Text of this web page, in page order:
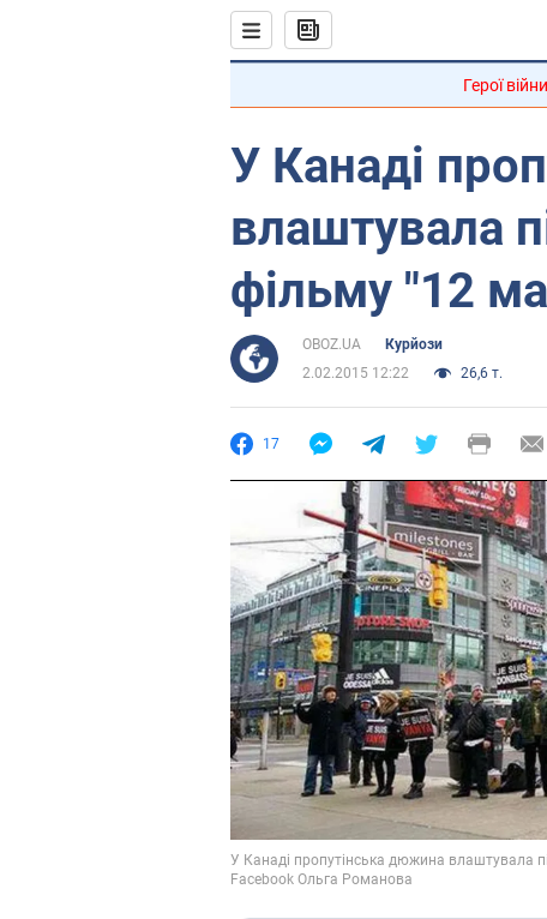
Герої війни
У Канаді
влаштувала
фільму "12
OBOZ.UA
Курйози
2.02.2015 12:22
26,6 т.
17